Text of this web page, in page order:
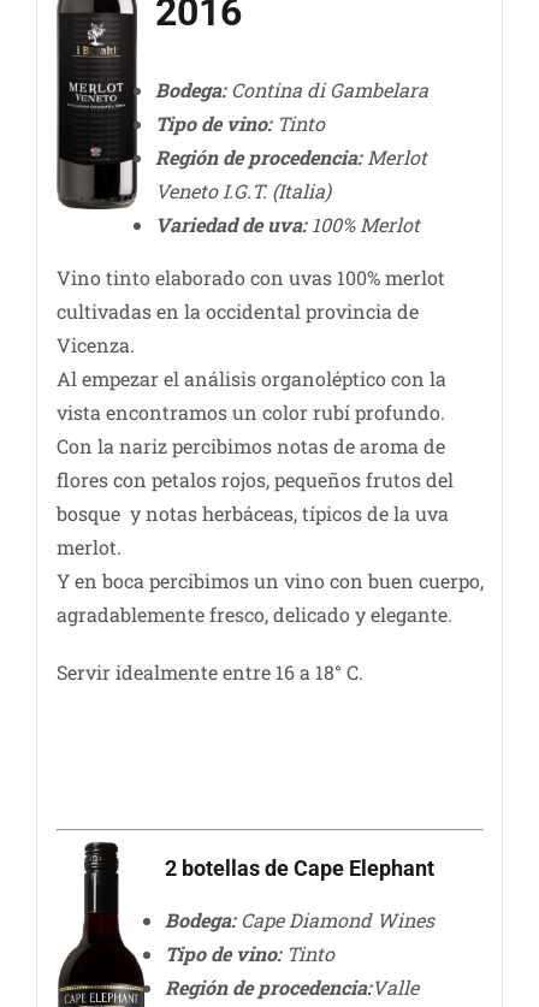
2016
Bodega:Contina di Gambelara
Tipo de vino:Tinto
Región de procedencia:Merlot
Veneto I.G.T. (Italia)
Variedad de uva:100% Merlot
Vino tinto elaborado con uvas 100% merlot
cultivadas en la occidental provincia de
Vicenza.
Al empezar el análisis organoléptico con la
vista encontramos un color rubí profundo.
Con la nariz percibimos notas de aroma de
flores con petalos rojos, pequeños frutos del
bosque y notas herbáceas, típicos de la uva
merlot.
Y en boca percibimos un vino con buen cuerpo,
agradablemente fresco, delicado y elegante.
Servir idealmente entre 16 a 18° C.
2 botellas de Cape Elephant
Bodega:Cape Diamond Wines
Tipo de vino:Tinto
Región de procedencia:Valle